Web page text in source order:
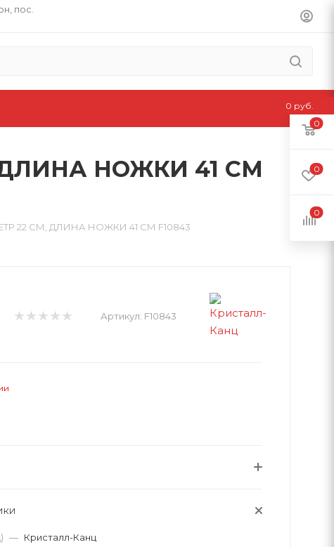
пос.
НОЖКИ 41 СМ
22 СМ, ДЛИНА НОЖКИ 41 СМ F10843
Артикул: F10843
— Кристалл-Канц
0
0
0
0 руб.